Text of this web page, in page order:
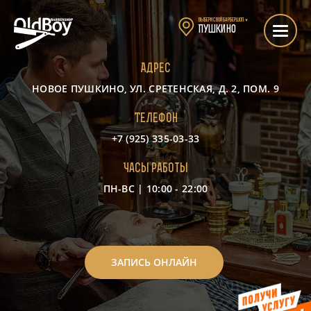
Выбери свой барбершоп:▼
Пушкино
Адрес
НОВОЕ ПУШКИНО, УЛ. СРЕТЕНСКАЯ, Д. 2, ПОМ. 9
Телефон
+7 (925) 335-03-33
Часы работы
ПН-ВС | 10:00 - 22:00
-
ЗАПИСЬ ОНЛАЙН